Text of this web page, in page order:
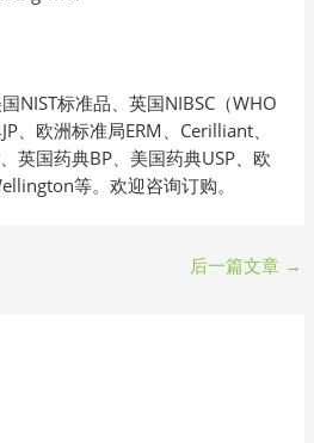
NIST标准品、英国NIBSC（WHO
、欧洲标准局ERM、Cerilliant、
英国药典BP、美国药典USP、欧
等。欢迎咨询订购。
后一篇文章 →